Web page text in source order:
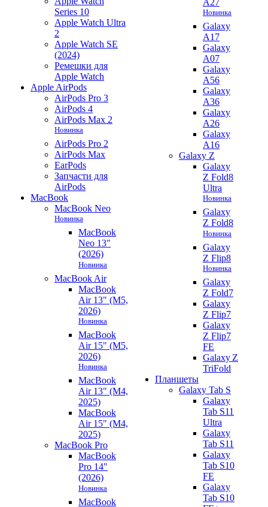
Series 10
Apple Watch Ultra
2
Apple Watch SE
(2024)
Ремешки для
Apple Watch
Apple AirPods
AirPods Pro 3
AirPods 4
AirPods Max 2
Новинка
AirPods Pro 2
AirPods Max
EarPods
Запчасти для
AirPods
MacBook
MacBook Neo
Новинка
MacBook
Neo 13"
(2026)
Новинка
MacBook Air
MacBook
Air 13" (M5,
2026)
Новинка
MacBook
Air 15" (M5,
2026)
Новинка
MacBook
Air 13" (M4,
2025)
MacBook
Air 15" (M4,
2025)
MacBook Pro
MacBook
Pro 14"
(2026)
Новинка
MacBook
Новинка
Galaxy
A17
Galaxy
A07
Galaxy
A56
Galaxy
A36
Galaxy
A26
Galaxy
A16
Galaxy Z
Galaxy
Z Fold8
Ultra
Новинка
Galaxy
Z Fold8
Новинка
Galaxy
Z Flip8
Новинка
Galaxy
Z Fold7
Galaxy
Z Flip7
Galaxy
Z Flip7
FE
Galaxy Z
TriFold
Планшеты
Galaxy Tab S
Galaxy
Tab S11
Ultra
Galaxy
Tab S11
Galaxy
Tab S10
FE
Galaxy
Tab S10